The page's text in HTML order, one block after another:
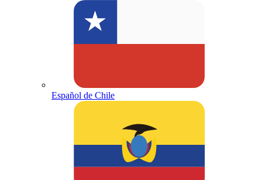
Español de Chile